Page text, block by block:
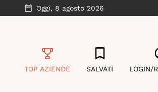
Oggi, 8 agosto 2026
TOP AZIENDE SALVATI LOGIN/